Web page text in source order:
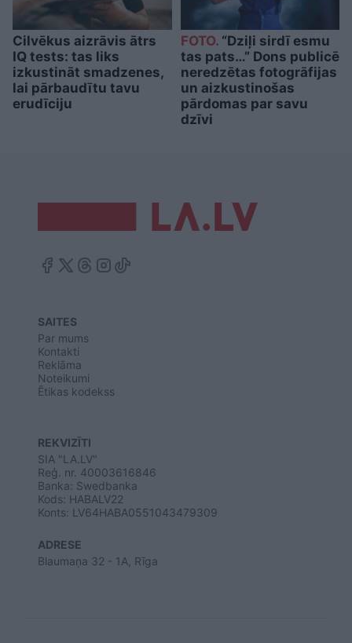
Cilvēkus aizrāvis ātrs
IQ tests: tas liks
izkustināt smadzenes,
lai pārbaudītu tavu
erudīciju
FOTO.“Dziļi sirdī esmu
tas pats…” Dons publicē
neredzētas fotogrāfijas
un aizkustinošas
pārdomas par savu
dzīvi
SAITES
Par mums
Kontakti
Reklāma
Noteikumi
Ētikas kodekss
REKVIZĪTI
SIA "LA.LV"
Reģ. nr. 40003616846
Banka: Swedbanka
Kods: HABALV22
Konts: LV64HABA0551043479309
ADRESE
Blaumaņa 32 - 1A, Rīga